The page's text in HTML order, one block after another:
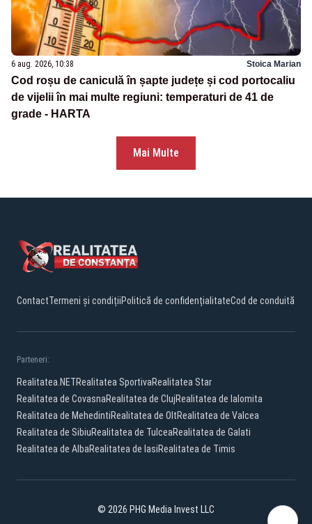
6 aug. 2026, 10:38 Stoica Marian
Cod roșu de caniculă în șapte județe și cod portocaliu
de vijelii în mai multe regiuni: temperaturi de 41 de
grade - HARTA
Mai Multe
ContactTermeni și condițiiPolitică de confidențialitateCod de conduită
Parteneri:
Realitatea.NETRealitatea SportivaRealitatea Star
Realitatea de CovasnaRealitatea de ClujRealitatea de Ialomita
Realitatea de MehedintiRealitatea de OltRealitatea de Valcea
Realitatea de SibiuRealitatea de TulceaRealitatea de Galati
Realitatea de AlbaRealitatea de IasiRealitatea de Timis
© 2026 PHG Media Invest LLC